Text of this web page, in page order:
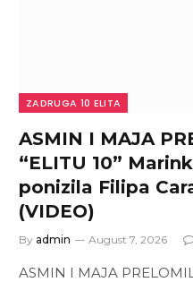
ZADRUGA 10 ELITA
ASMIN I MAJA
“ELITU 10”
ponizila Filipa
(VIDEO)
By admin August 7, 2026
ASMIN I MAJA